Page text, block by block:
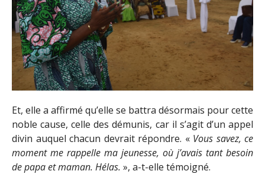
Et, elle a affirmé qu’elle se battra désormais pour cette
noble cause, celle des démunis, car il s’agit d’un appel
divin auquel chacun devrait répondre. « Vous savez, ce
moment me rappelle ma jeunesse, où j’avais tant besoin
de papa et maman. Hélas. », a-t-elle témoigné.